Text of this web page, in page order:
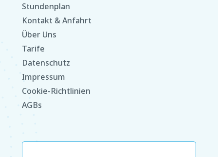
Stundenplan
Kontakt & Anfahrt
Über Uns
Tarife
Datenschutz
Impressum
Cookie-Richtlinien
AGBs